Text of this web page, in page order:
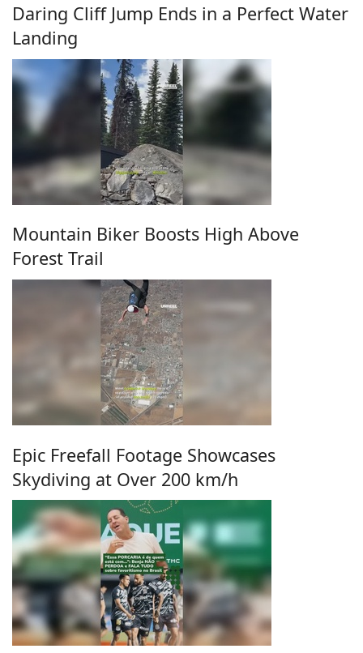
Daring Cliff Jump Ends in a Perfect Water
Landing
Mountain Biker Boosts High Above
Forest Trail
Epic Freefall Footage Showcases
Skydiving at Over 200 km/h